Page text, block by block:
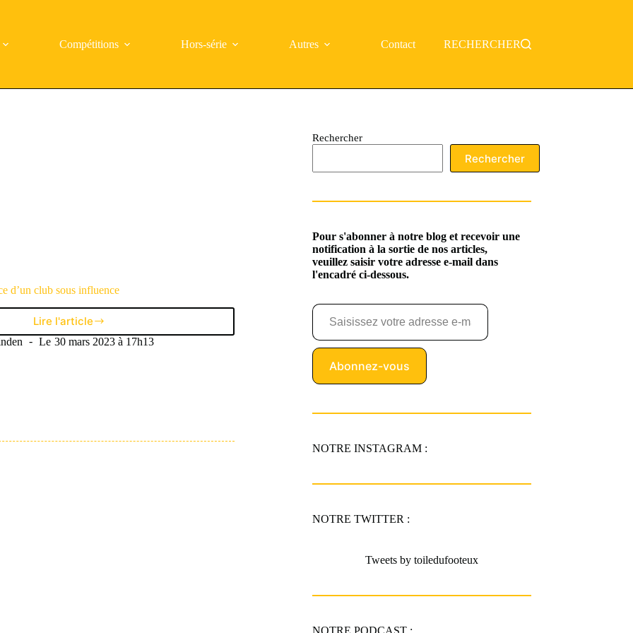
Compétitions Hors-série Autres Contact RECHERCHER
d’un club sous influence
Lire l'article
Valence
CF,
Le 30 mars 2023 à 17h13
Rechercher
Rechercher
Pour s'abonner à notre blog et recevoir une
notification à la sortie de nos articles,
veuillez saisir votre adresse e-mail dans
l'encadré ci-dessous.
Saisissez votre adresse e-mail…
Abonnez-vous
NOTRE INSTAGRAM :
NOTRE TWITTER :
Tweets by toiledufooteux
NOTRE PODCAST :